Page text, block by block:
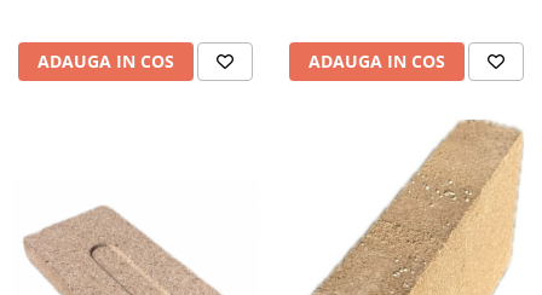
ADAUGA IN COS ADAUGA IN COS